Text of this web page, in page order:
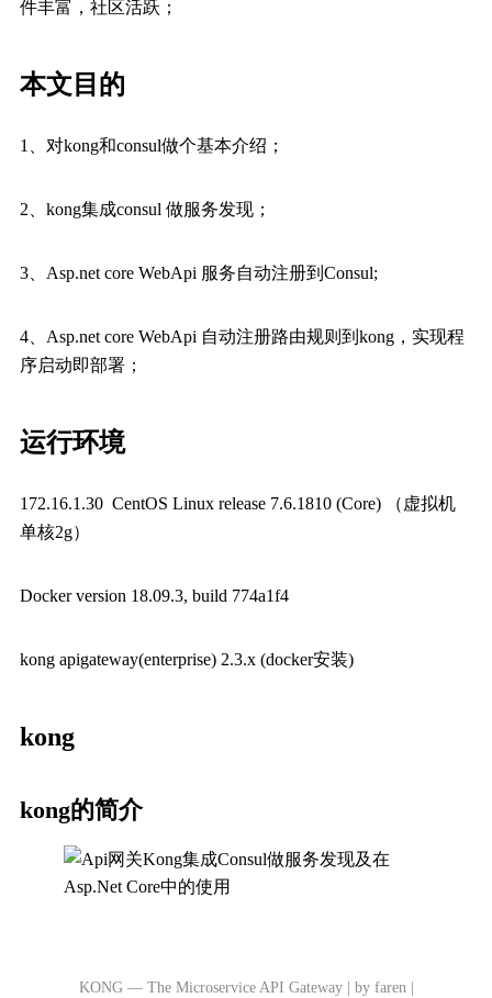
件丰富，社区活跃；
本文目的
1、对kong和consul做个基本介绍；
2、kong集成consul 做服务发现；
3、Asp.net core WebApi 服务自动注册到Consul;
4、Asp.net core WebApi 自动注册路由规则到kong，实现程
序启动即部署；
运行环境
172.16.1.30 CentOS Linux release 7.6.1810 (Core) （虚拟机
单核2g）
Docker version 18.09.3, build 774a1f4
kong apigateway(enterprise) 2.3.x (docker安装)
kong
kong的简介
KONG — The Microservice API Gateway | by faren |